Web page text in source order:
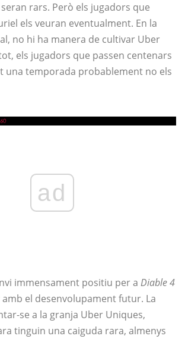
rars. Però els jugadors que
els veuran eventualment. En la
no hi ha manera de cultivar Uber
els jugadors que passen centenars
una temporada probablement no els
ad
immensament positiu per a Diable 4
amb el desenvolupament futur. La
se a la granja Uber Uniques,
tinguin una caiguda rara, almenys